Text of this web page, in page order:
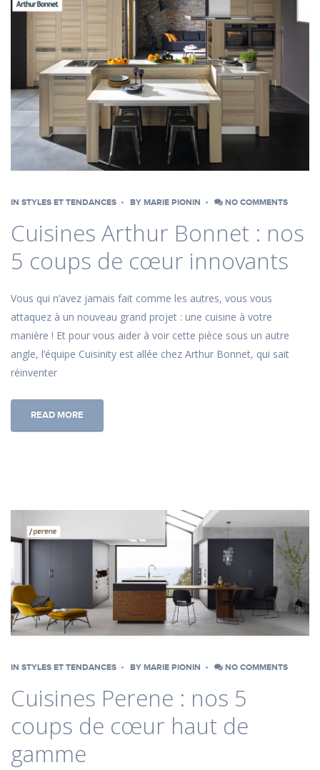
IN STYLES ET TENDANCES BY MARIE PIONIN NO COMMENTS
Cuisines Arthur Bonnet : nos
5 coups de cœur innovants
Vous qui n’avez jamais fait comme les autres, vous vous
attaquez à un nouveau grand projet : une cuisine à votre
manière ! Et pour vous aider à voir cette pièce sous un autre
angle, l’équipe Cuisinity est allée chez Arthur Bonnet, qui sait
réinventer
READ MORE
IN STYLES ET TENDANCES BY MARIE PIONIN NO COMMENTS
Cuisines Perene : nos 5
coups de cœur haut de
gamme